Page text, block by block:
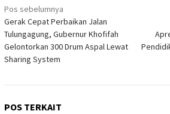
Navigasi
pos
Pos sebelumnya
Gerak Cepat Perbaikan Jalan
Tulungagung, Gubernur Khofifah
Gelontorkan 300 Drum Aspal Lewat
Sharing System
POS TERKAIT